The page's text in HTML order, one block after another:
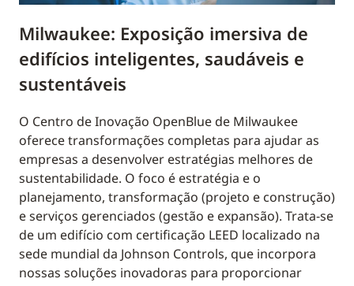
Milwaukee: Exposição imersiva de
edifícios inteligentes, saudáveis e
sustentáveis
O Centro de Inovação OpenBlue de Milwaukee
oferece transformações completas para ajudar as
empresas a desenvolver estratégias melhores de
sustentabilidade. O foco é estratégia e o
planejamento, transformação (projeto e construção)
e serviços gerenciados (gestão e expansão). Trata-se
de um edifício com certificação LEED localizado na
sede mundial da Johnson Controls, que incorpora
nossas soluções inovadoras para proporcionar